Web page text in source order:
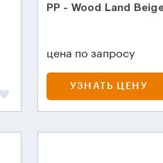
PP - Wood Land
цена по запросу
УЗНАТЬ ЦЕНУ